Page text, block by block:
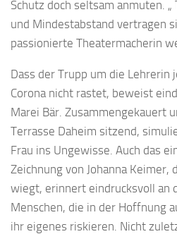
Schutz doch seltsam anmuten. „
und Mindestabstand vertragen
passionierte Theatermacherin
Dass der Trupp um die Lehrerin
Corona nicht rastet, beweist
Marei Bär. Zusammengekauert
Terrasse Daheim sitzend,
Frau ins Ungewisse. Auch das
Zeichnung von Johanna Keimer,
wiegt, erinnert eindrucksvoll an
Menschen, die in der Hoffnung
ihr eigenes riskieren. Nicht